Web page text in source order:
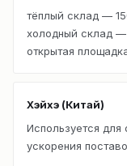
тёплый склад —
холодный склад
открытая
Хэйхэ (Китай)
Используется для
ускорения